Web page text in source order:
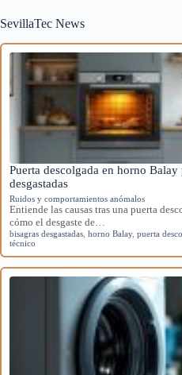
SevillaTec News
Puerta descolgada en horno Balay
desgastadas
Ruidos y comportamientos anómalos
Entiende las causas tras una puerta
cómo el desgaste de…
bisagras desgastadas horno Balay, puerta
técnico